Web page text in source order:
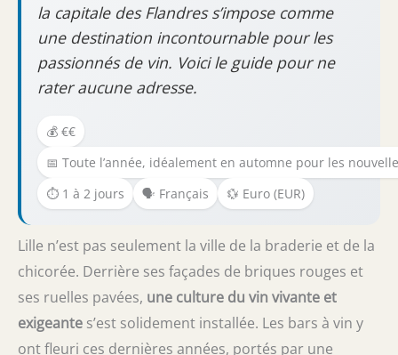
la capitale des Flandres s’impose comme
une destination incontournable pour les
passionnés de vin. Voici le guide pour ne
rater aucune adresse.
💰 €€
📅 Toute l’année, idéalement en automne pour les
⏱️ 1 à 2 jours
🗣️ Français 💱 Euro (EUR)
Lille n’est pas seulement la ville de la braderie et de la
chicorée. Derrière ses façades de briques rouges et
ses ruelles pavées, une culture du vin vivante et
exigeante s’est solidement installée. Les bars à vin y
ont fleuri ces dernières années, portés par une